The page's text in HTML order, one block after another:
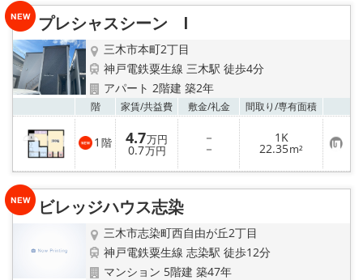
り
プレシャスシーン Ⅰ
三木市本町2丁目
神戸電鉄粟生線 三木駅 徒歩4分
アパート 2階建 築2年
階 家賃/共益費 敷金/礼金 間取り/専有面積
1 階 4.7万円
0.7万円
－
－
1K
22.35m² お
気
に
り
ビレッジハウス志染
三木市志染町西自由が丘2丁目
神戸電鉄粟生線 志染駅 徒歩12分
マンション 5階建 築47年